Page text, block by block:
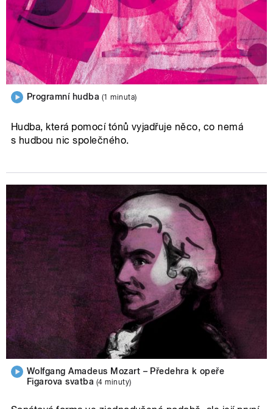
Programní hudba (1 minuta)
Hudba, která pomocí tónů vyjadřuje něco, co nemá
s hudbou nic společného.
Wolfgang Amadeus Mozart – Předehra k opeře
Figarova svatba (4 minuty)